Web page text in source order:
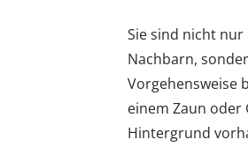
Sie sind nicht
Nachbarn,
Vorgehensweise
einem Zaun oder
Hintergrund